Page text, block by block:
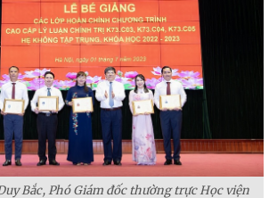
Bắc, Phó Giám đốc thường trực Học viện